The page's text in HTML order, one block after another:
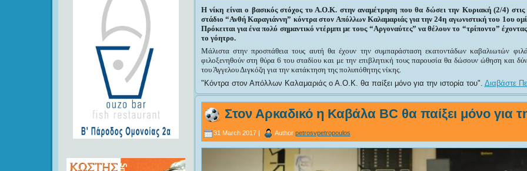
Η νίκη είναι ο βασικός στόχος τυ Α.Ο.Κ. στην αναμέτρηση που θα δώσει την Κυριακή (2/4)
στάδιο “Ανθή Καραγιάννη” κόντρα στον Απόλλων Καλαμαριάς για την 24η αγωνιστική του 1ου
Πρόκειται για ένα πολύ σημαντικό ντέρμπι με τους “Αργοναύτες” να θέλουν το “τρίποντο”
το γόητρο.
Μάλιστα στην προσπάθεια τους αυτή θα έχουν την συμπαράσταση εκατοντάδων καβαλιωτών
φιλοξενηθούν στη θύρα 6 του σταδίου και με την επιβλητική τους παρουσία θα δώσουν ώθηση και
του Άγγελου Διγκόζη για την κατάκτηση της πολυπόθητης νίκης.
Κόντρα στον Απόλλων Καλαμαριάς ο Α.Ο.Κ. θα παίξει μόνο για την ιστορία του
Διαβάστε
Στον Αρκαδικό η Καβάλα BC θα παίξει μόνο για
31 March 2017 | Author petrosvpetropoulos